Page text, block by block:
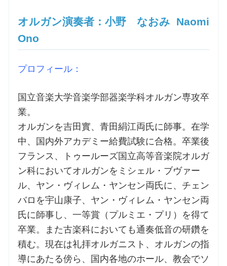
オルガン演奏者：小野 なおみ Naomi
Ono
プロフィール：
国立音楽大学音楽学部器楽学科オルガン専攻卒
業。
オルガンを吉田實、青田絹江両氏に師事。在学
中、国内外アカデミー給費試験に合格。卒業後
フランス、トゥールーズ国立高等音楽院オルガ
ン科においてオルガンをミシェル・ブヴァー
ル、ヤン・ヴィレム・ヤンセン両氏に、チェン
バロを宇山康子、ヤン・ヴィレム・ヤンセン両
氏に師事し、一等賞（プルミエ・プリ）を得て
卒業。また古楽科においても通奏低音の研鑽を
積む。現在は礼拝オルガニスト、オルガンの指
導にあたる傍ら、国内各地のホール、教会でソ